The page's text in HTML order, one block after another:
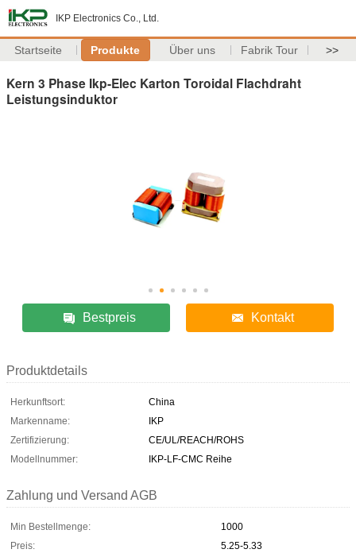
IKP Electronics Co., Ltd.
Startseite Produkte Über uns Fabrik Tour >>
Kern 3 Phase Ikp-Elec Karton Toroidal Flachdraht
Leistungsinduktor
Bestpreis Kontakt
Produktdetails
Herkunftsort:
China
Markenname:
IKP
Zertifizierung:
CE/UL/REACH/ROHS
Modellnummer:
IKP-LF-CMC Reihe
Zahlung und Versand AGB
Min Bestellmenge:
1000
Preis:
5.25-5.33